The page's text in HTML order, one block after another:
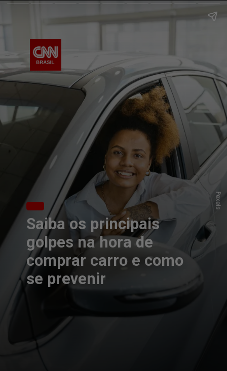
Saiba os principais
golpes na hora de
comprar carro e como
se prevenir
Pexels